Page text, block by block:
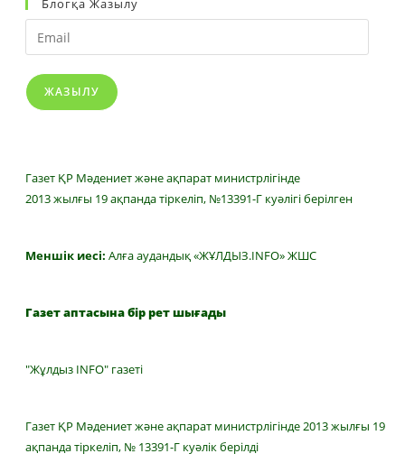
Блогқа Жазылу
ЖАЗЫЛУ
Газет ҚР Мәдениет және ақпарат министрлігінде
2013 жылғы 19 ақпанда тіркеліп, №13391-Г куәлігі берілген
Меншік иесі: Алға аудандық «ЖҰЛДЫЗ.INFO» ЖШС
Газет аптасына бір рет шығады
"Жұлдыз INFO" газеті
Газет ҚР Мәдениет және ақпарат министрлігінде 2013 жылғы 19
ақпанда тіркеліп, № 13391-Г куәлік берілді